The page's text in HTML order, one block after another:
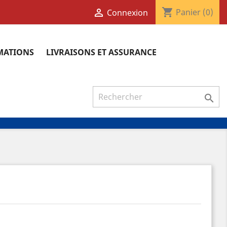
 Connexion shopping_cart Panier (0)
LIVRAISONS ET ASSURANCE
